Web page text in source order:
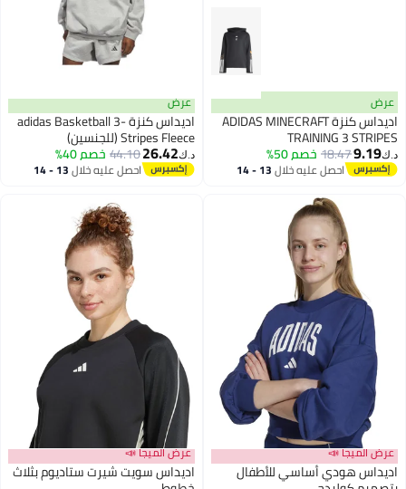
عرض
اديداس كنزة ADIDAS MINECRAFT
TRAINING 3 STRIPES
د.ك‏9.19
18.47خصم 50%
احصل عليه خلال 13 - 14
عرض
اديداس كنزة adidas Basketball 3-
Stripes Fleece (للجنسين)
د.ك‏26.42
44.10خصم 40%
احصل عليه خلال 13 - 14
عرض الميجا 📣
اديداس هودي أساسي للأطفال
عرض الميجا 📣
اديداس سويت شيرت ستاديوم بثلاث